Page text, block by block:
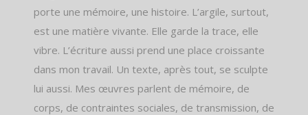
porte une mémoire, une histoire. L’argile, surtout,
est une matière vivante. Elle garde la trace, elle
vibre. L’écriture aussi prend une place croissante
dans mon travail. Un texte, après tout, se sculpte
lui aussi. Mes œuvres parlent de mémoire, de
corps, de contraintes sociales, de transmission, de